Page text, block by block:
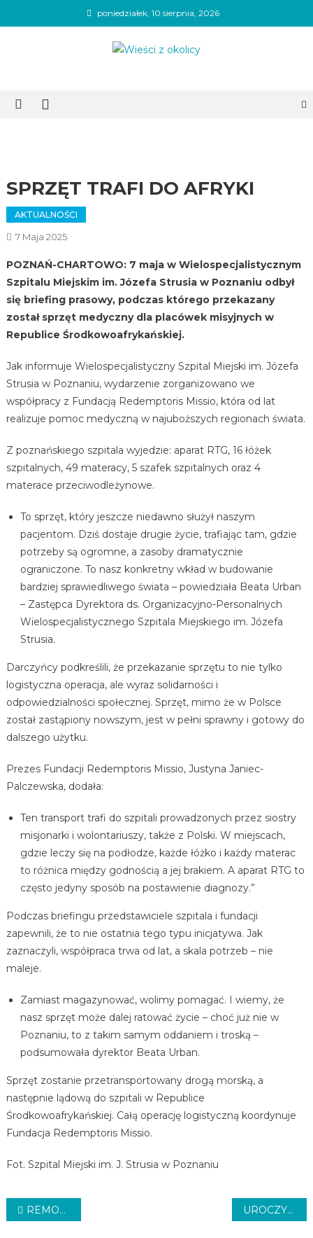
to
poniedziałek, 10 sierpnia, 2026
SPRZĘT TRAFI DO AFRYKI
AKTUALNOŚCI
7 Maja 2025
POZNAŃ-CHARTOWO: 7 maja w Wielospecjalistycznym
Szpitalu Miejskim im. Józefa Strusia w Poznaniu odbył
się briefing prasowy, podczas którego przekazany
został sprzęt medyczny dla placówek misyjnych w
Republice Środkowoafrykańskiej.
Jak informuje Wielospecjalistyczny Szpital Miejski im. Józefa
Strusia w Poznaniu, wydarzenie zorganizowano we
współpracy z Fundacją Redemptoris Missio, która od lat
realizuje pomoc medyczną w najuboższych regionach świata.
Z poznańskiego szpitala wyjedzie: aparat RTG, 16 łóżek
szpitalnych, 49 materacy, 5 szafek szpitalnych oraz 4
materace przeciwodleżynowe.
To sprzęt, który jeszcze niedawno służył naszym
pacjentom. Dziś dostaje drugie życie, trafiając tam, gdzie
potrzeby są ogromne, a zasoby dramatycznie
ograniczone. To nasz konkretny wkład w budowanie
bardziej sprawiedliwego świata – powiedziała Beata Urban
– Zastępca Dyrektora ds. Organizacyjno-Personalnych
Wielospecjalistycznego Szpitala Miejskiego im. Józefa
Strusia.
Darczyńcy podkreślili, że przekazanie sprzętu to nie tylko
logistyczna operacja, ale wyraz solidarności i
odpowiedzialności społecznej. Sprzęt, mimo że w Polsce
został zastąpiony nowszym, jest w pełni sprawny i gotowy do
dalszego użytku.
Prezes Fundacji Redemptoris Missio, Justyna Janiec-
Palczewska, dodała:
Ten transport trafi do szpitali prowadzonych przez siostry
misjonarki i wolontariuszy, także z Polski. W miejscach,
gdzie leczy się na podłodze, każde łóżko i każdy materac
to różnica między godnością a jej brakiem. A aparat RTG to
często jedyny sposób na postawienie diagnozy.”
Podczas briefingu przedstawiciele szpitala i fundacji
zapewnili, że to nie ostatnia tego typu inicjatywa. Jak
zaznaczyli, współpraca trwa od lat, a skala potrzeb – nie
maleje.
Zamiast magazynować, wolimy pomagać. I wiemy, że
nasz sprzęt może dalej ratować życie – choć już nie w
Poznaniu, to z takim samym oddaniem i troską –
podsumowała dyrektor Beata Urban.
Sprzęt zostanie przetransportowany drogą morską, a
następnie lądową do szpitali w Republice
Środkowoafrykańskiej. Całą operację logistyczną koordynuje
Fundacja Redemptoris Missio.
Fot. Szpital Miejski im. J. Strusia w Poznaniu
Nawigacja
REMONT ULICY UROCZYSTOŚĆ W SZKOLE